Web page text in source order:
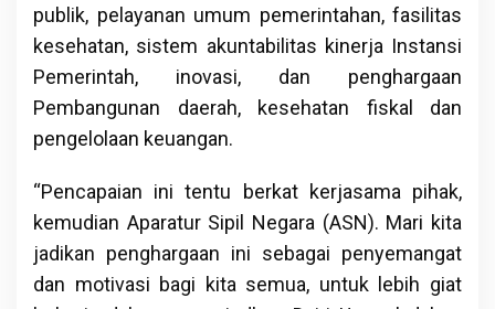
publik, pelayanan umum pemerintahan, fasilitas
kesehatan, sistem akuntabilitas kinerja Instansi
Pemerintah, inovasi, dan penghargaan
Pembangunan daerah, kesehatan fiskal dan
pengelolaan keuangan.
“Pencapaian ini tentu berkat kerjasama pihak,
kemudian Aparatur Sipil Negara (ASN). Mari kita
jadikan penghargaan ini sebagai penyemangat
dan motivasi bagi kita semua, untuk lebih giat